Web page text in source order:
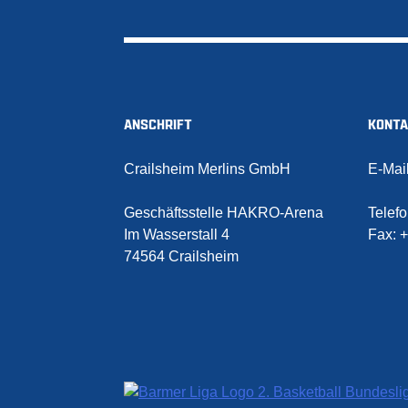
ANSCHRIFT
Crailsheim Merlins GmbH
Geschäftsstelle HAKRO-Arena
Im Wasserstall 4
74564 Crailsheim
E-
Fax: